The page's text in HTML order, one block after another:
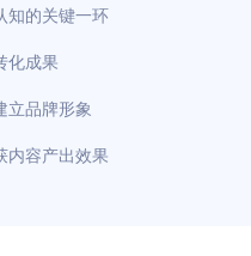
知的关键一环
化成果
立品牌形象
内容产出效果